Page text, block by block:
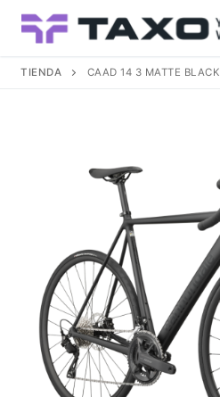
TIENDA CAAD 14 3 MATTE BLACK